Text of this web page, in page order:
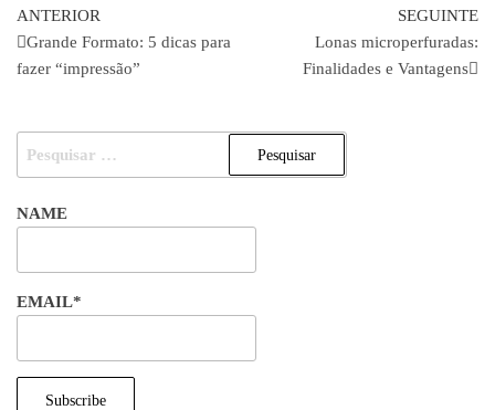
Navegação
de
Artigo
anterior
ANTERIOR
Grande Formato: 5 dicas para
fazer “impressão”
SEGUINTE
Lonas microperfuradas:
Finalidades e Vantagens
NAME
EMAIL*